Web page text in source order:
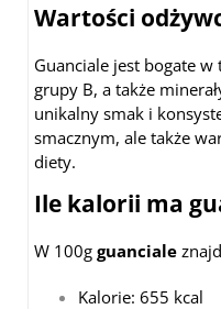
Wartości
Guanciale jest bogate w
grupy B, a także
unikalny smak i
smacznym, ale także
diety.
Ile kalorii ma
W 100g guanciale
Kalorie: 655 kcal